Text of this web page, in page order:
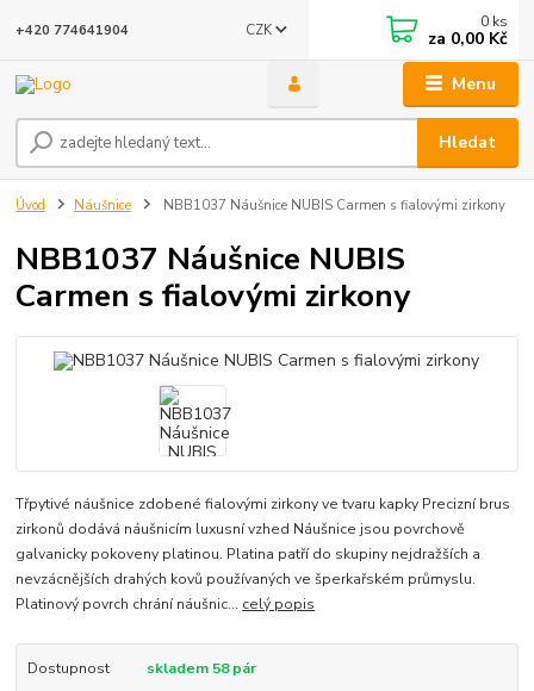
Menu
CZK
Hledat
+420 774641904 0 ks
za 0,00 Kč
Úvod Náušnice NBB1037 Náušnice NUBIS Carmen s fialovými zirkony
NBB1037 Náušnice NUBIS
Carmen s fialovými zirkony
Třpytivé náušnice zdobené fialovými zirkony ve tvaru kapky Precizní brus
zirkonů dodává náušnicím luxusní vzhed Náušnice jsou povrchově
galvanicky pokoveny platinou. Platina patří do skupiny nejdražších a
nevzácnějších drahých kovů používaných ve šperkařském průmyslu.
Platinový povrch chrání náušnic... celý popis
Dostupnost skladem 58 pár